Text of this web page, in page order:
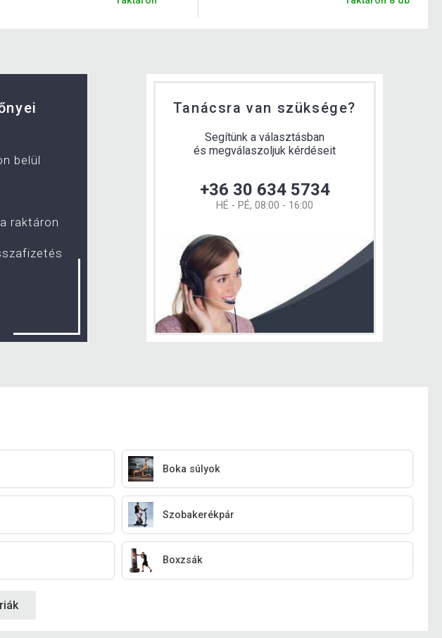
belül
raktáron
Tanácsra van szüksége?
Segítünk a választásban
és megválaszoljuk kérdéseit
+36 30 634 5734
HÉ - PÉ, 08:00 - 16:00
Boka súlyok
Szobakerékpár
Boxzsák